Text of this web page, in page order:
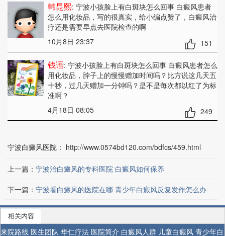
韩昆熙: 宁波小孩脸上有白斑块怎么回事 白癜风患者
怎么用化妆品 ，写的很真实，给小编点赞了，白癜风治
疗还是需要早点去医院检查的啊
10月8日 23:37
151
钱语: 宁波小孩脸上有白斑块怎么回事 白癜风患者怎么
用化妆品 ，脖子上的慢慢赠加时间吗？比方说这几天五
十秒，过几天赠加一分钟吗？是不是每次都以红了为标
准啊？
4月18日 08:05
249
宁波白癜风医院： http://www.0574bd120.com/bdfcs/459.html
上一篇： 宁波治白癜风的专科医院 白癜风如何保养
下一篇： 宁波看白癜风的医院在哪 青少年白癜风反复发作怎么办
相关内容
来院路线 医生团队 华仁疗法 医院简介 白癜风人群 儿童白癜风 青少年白